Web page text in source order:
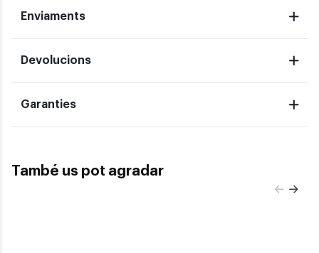
Enviaments
Devolucions
Garanties
També us pot agradar